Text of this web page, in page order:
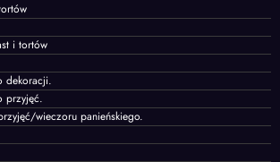
i tortów
dekoracji.
przyjęć.
wieczoru panieńskiego.